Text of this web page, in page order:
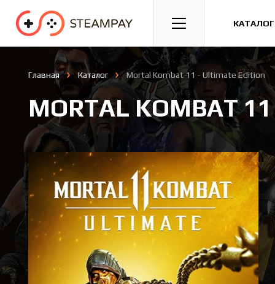
Спорт Гонки Казуальные
Главная Каталог Mortal Kombat 11 - Ultimate Edition
MORTAL KOMBAT